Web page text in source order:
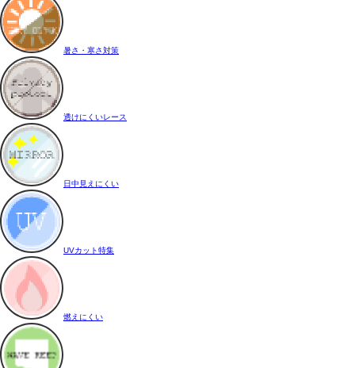
暑さ・寒さ対策
透けにくいレース
日中見えにくい
UVカット特集
燃えにくい